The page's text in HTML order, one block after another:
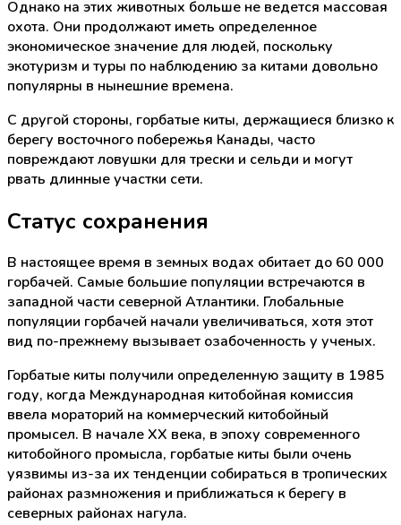
Однако на этих животных больше не ведется массовая
охота. Они продолжают иметь определенное
экономическое значение для людей, поскольку
экотуризм и туры по наблюдению за китами довольно
популярны в нынешние времена.
С другой стороны, горбатые киты, держащиеся близко к
берегу восточного побережья Канады, часто
повреждают ловушки для трески и сельди и могут
рвать длинные участки сети.
Статус сохранения
В настоящее время в земных водах обитает до 60 000
горбачей. Самые большие популяции встречаются в
западной части северной Атлантики. Глобальные
популяции горбачей начали увеличиваться, хотя этот
вид по-прежнему вызывает озабоченность у ученых.
Горбатые киты получили определенную защиту в 1985
году, когда Международная китобойная комиссия
ввела мораторий на коммерческий китобойный
промысел. В начале XX века, в эпоху современного
китобойного промысла, горбатые киты были очень
уязвимы из-за их тенденции собираться в тропических
районах размножения и приближаться к берегу в
северных районах нагула.